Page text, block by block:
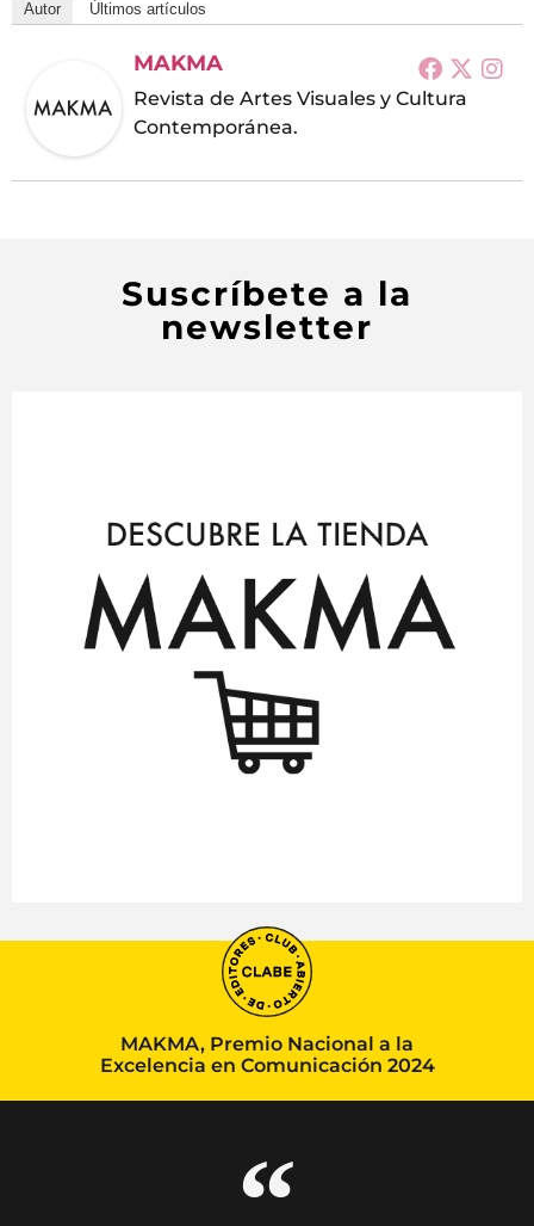
Autor Últimos artículos
MAKMA
Revista de Artes Visuales y Cultura
Contemporánea.
Suscríbete a la
newsletter
MAKMA, Premio Nacional a la
Excelencia en Comunicación 2024